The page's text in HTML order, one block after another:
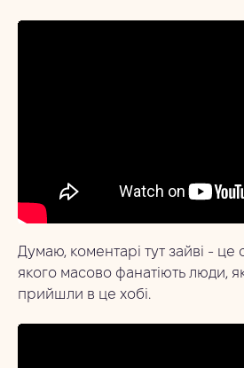
Думаю, коментарі тут зайві - це
якого масово фанатіють люди,
прийшли в це хобі.